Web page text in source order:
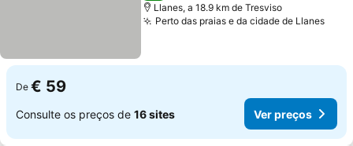
Llanes, a 18.9 km de Tresviso
Perto das praias e da cidade de LlanesVer
De € 59
Consulte os preços de 16 sites Ver preços